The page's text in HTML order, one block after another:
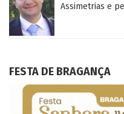
Assimetrias e
FESTA DE BRAGANÇA